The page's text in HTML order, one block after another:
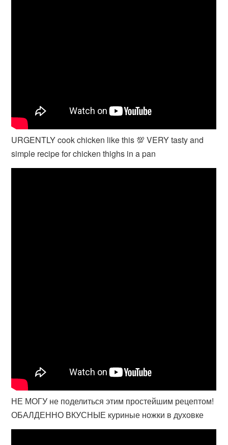
URGENTLY cook chicken like this 💯 VERY tasty and
simple recipe for chicken thighs in a pan
НЕ МОГУ не поделиться этим простейшим рецептом!
ОБАЛДЕННО ВКУСНЫЕ куриные ножки в духовке